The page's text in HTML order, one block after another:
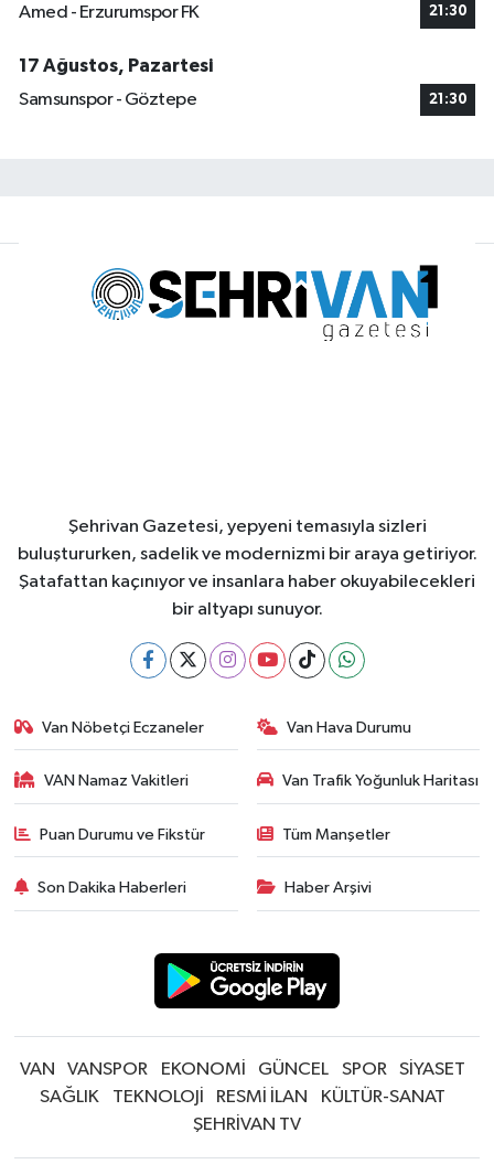
Amed - Erzurumspor FK 21:30
17 Ağustos, Pazartesi
Samsunspor - Göztepe
21:30
Şehrivan Gazetesi, yepyeni temasıyla sizleri
buluştururken, sadelik ve modernizmi bir araya getiriyor.
Şatafattan kaçınıyor ve insanlara haber okuyabilecekleri
bir altyapı sunuyor.
Van Nöbetçi Eczaneler Van Hava Durumu
VAN Namaz Vakitleri Van Trafik Yoğunluk Haritası
Puan Durumu ve Fikstür Tüm Manşetler
Son Dakika Haberleri Haber Arşivi
VAN VANSPOR EKONOMİ GÜNCEL SPOR
SİYASET
SAĞLIK
TEKNOLOJİ RESMİ İLAN
KÜLTÜR-SANAT
ŞEHRİVAN TV